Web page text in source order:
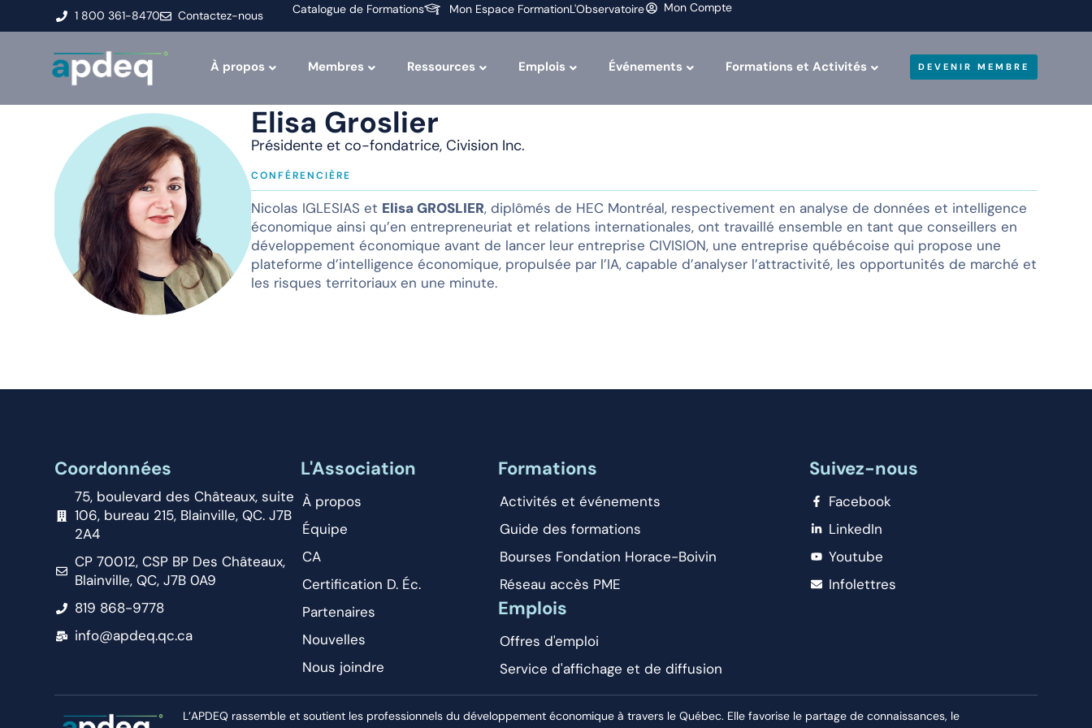
1 800 361-8470 Contactez-nous Catalogue de Formations Mon Espace FormationL'Observatoire Mon Compte
À propos Membres Ressources Emplois Événements Formations et Activités DEVENIR MEMBRE
Elisa Groslier
Présidente et co-fondatrice, Civision Inc.
CONFÉRENCIÈRE
Nicolas IGLESIAS et Elisa GROSLIER, diplômés de HEC Montréal, respectivement en analyse de données et intelligence
économique ainsi qu’en entrepreneuriat et relations internationales, ont travaillé ensemble en tant que conseillers en
développement économique avant de lancer leur entreprise CIVISION, une entreprise québécoise qui propose une
plateforme d’intelligence économique, propulsée par l’IA, capable d’analyser l’attractivité, les opportunités de marché et
les risques territoriaux en une minute.
Coordonnées
75, boulevard des Châteaux, suite
106, bureau 215, Blainville, QC. J7B
2A4
CP 70012, CSP BP Des Châteaux,
Blainville, QC, J7B 0A9
819 868-9778
info@apdeq.qc.ca
L'Association
À propos
Équipe
CA
Certification D. Éc.
Partenaires
Nouvelles
Nous joindre
Formations
Activités et événements
Guide des formations
Bourses Fondation Horace-Boivin
Réseau accès PME
Emplois
Offres d'emploi
Service d'affichage et de diffusion
Suivez-nous
Facebook
LinkedIn
Youtube
Infolettres
L’APDEQ rassemble et soutient les professionnels du développement économique à travers le Québec. Elle favorise le partage de connaissances, le